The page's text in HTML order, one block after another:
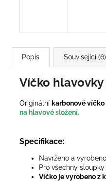
Popis Související (6)
Víčko hlavovky
Originální karbonové víčko
na hlavové složení.
Specifikace:
Navrženo a vyrobeno
Pro všechny
Víčko je vyrobeno z